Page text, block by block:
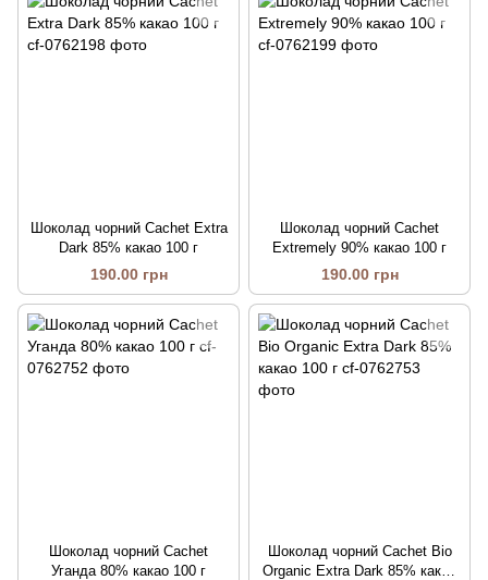
Шоколад чорний Cachet Extra
Dark 85% какао 100 г
190.00 грн
Шоколад чорний Cachet
Extremely 90% какао 100 г
190.00 грн
Шоколад чорний Cachet
Уганда 80% какао 100 г
Шоколад чорний Cachet Bio
Organic Extra Dark 85% какао